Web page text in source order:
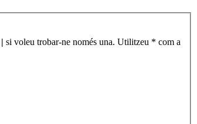
| si voleu trobar-ne només una. Utilitzeu * com a